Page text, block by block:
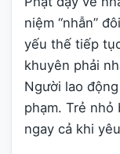
niệm “nhẫn”
yếu thế tiếp
khuyên phải
Người lao
phạm. Trẻ nhỏ
ngay cả khi